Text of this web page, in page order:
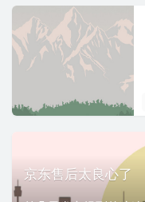
京东售后太良心了